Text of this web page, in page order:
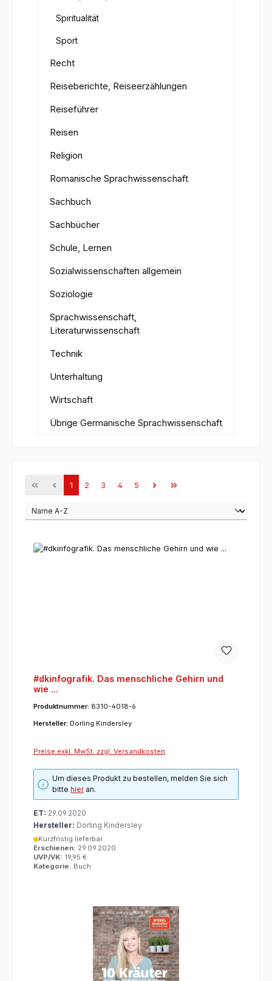
Spiritualität
Sport
Recht
Reiseberichte, Reiseerzählungen
Reiseführer
Reisen
Religion
Romanische Sprachwissenschaft
Sachbuch
Sachbücher
Schule, Lernen
Sozialwissenschaften allgemein
Soziologie
Sprachwissenschaft,
Literaturwissenschaft
Technik
Unterhaltung
Wirtschaft
Übrige Germanische Sprachwissenschaft
Seite
1 Seite
2 Seite
3 Seite
4 Seite
5
#dkinfografik. Das menschliche Gehirn und
wie ...
Produktnummer: 8310-4018-6
Hersteller: Dorling Kindersley
Preise exkl. MwSt. zzgl. Versandkosten
Um dieses Produkt zu bestellen, melden Sie sich
bittehieran.
ET: 29.09.2020
Hersteller: Dorling Kindersley
Kurzfristig lieferbar
Erschienen: 29.09.2020
UVP/VK: 19,95 €
Kategorie: Buch